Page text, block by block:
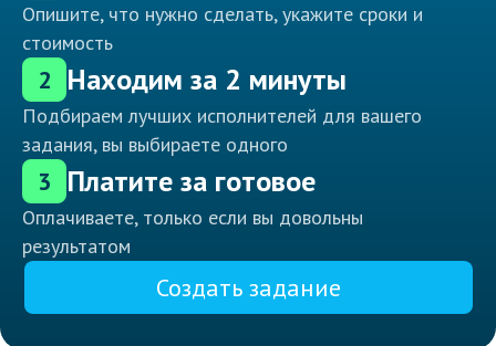
Опишите, что нужно сделать, укажите сроки и
стоимость
2 Находим за 2 минуты
Подбираем лучших исполнителей для вашего
задания, вы выбираете одного
3 Платите за готовое
Оплачиваете, только если вы довольны
результатом
Создать задание